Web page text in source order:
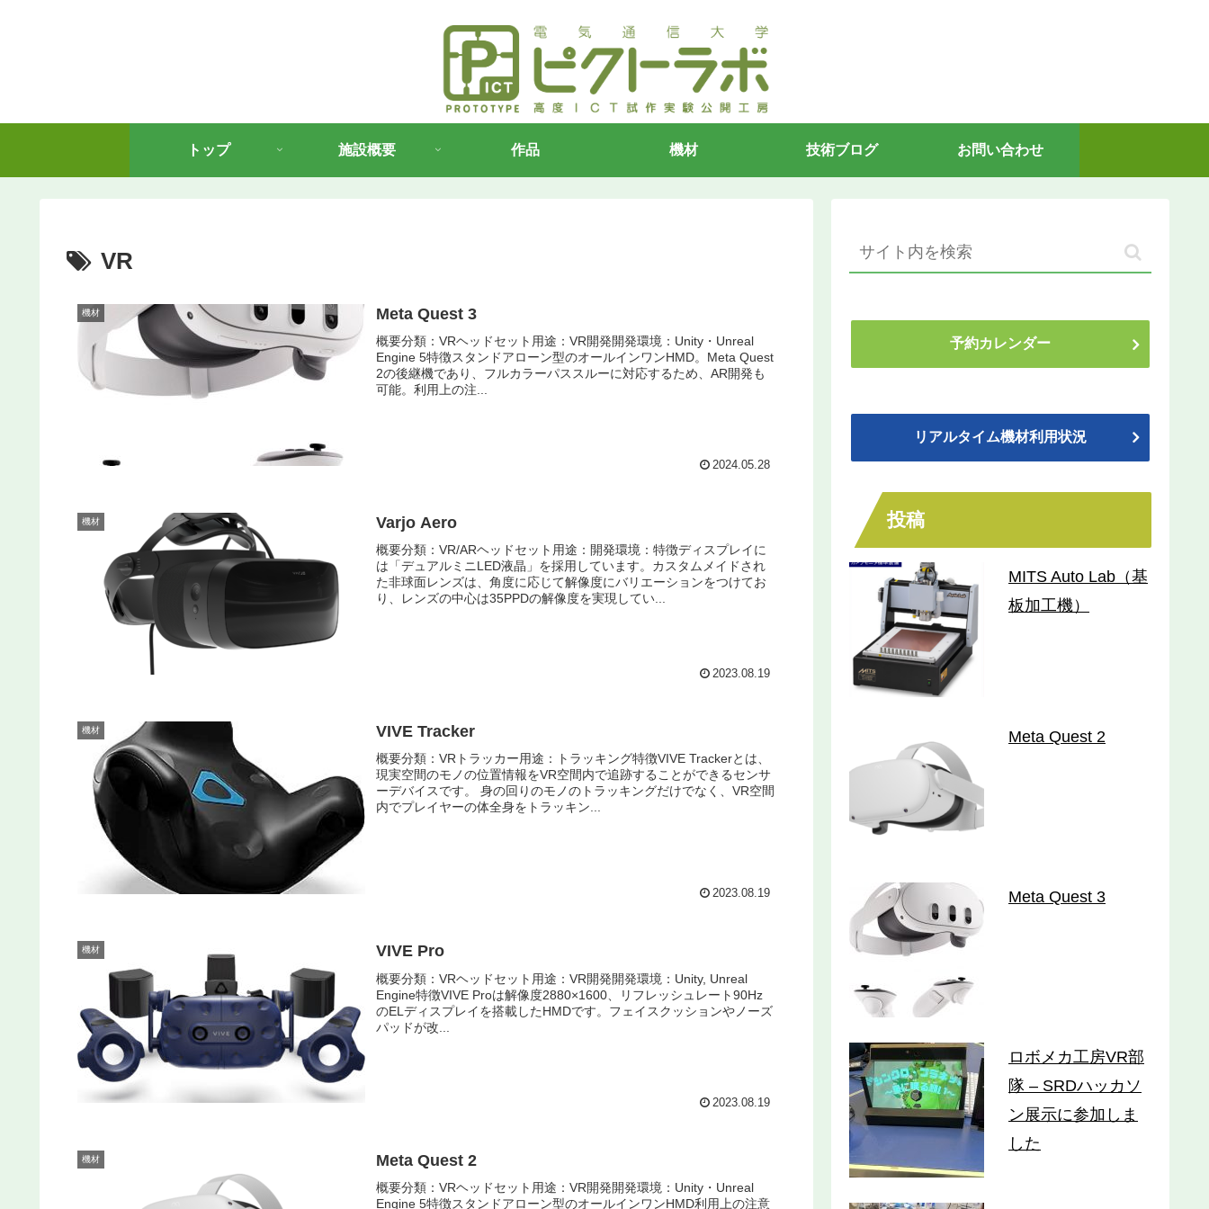
トップ 施設概要 作品 機材 技術ブログ お問い合わせ
VR
機材 Meta Quest 3
概要分類：VRヘッドセット用途：VR開発開発環境：Unity・Unreal
Engine 5特徴スタンドアローン型のオールインワンHMD。Meta Quest
2の後継機であり、フルカラーパススルーに対応するため、AR開発も
可能。利用上の注...
2024.05.28
機材 Varjo Aero
概要分類：VR/ARヘッドセット用途：開発環境：特徴ディスプレイに
は「デュアルミニLED液晶」を採用しています。カスタムメイドされ
た非球面レンズは、角度に応じて解像度にバリエーションをつけてお
り、レンズの中心は35PPDの解像度を実現してい...
2023.08.19
機材 VIVE Tracker
概要分類：VRトラッカー用途：トラッキング特徴VIVE Trackerとは、
現実空間のモノの位置情報をVR空間内で追跡することができるセンサ
ーデバイスです。 身の回りのモノのトラッキングだけでなく、VR空間
内でプレイヤーの体全身をトラッキン...
2023.08.19
機材 VIVE Pro
概要分類：VRヘッドセット用途：VR開発開発環境：Unity, Unreal
Engine特徴VIVE Proは解像度2880×1600、リフレッシュレート90Hz
のELディスプレイを搭載したHMDです。フェイスクッションやノーズ
パッドが改...
2023.08.19
機材 Meta Quest 2
概要分類：VRヘッドセット用途：VR開発開発環境：Unity・Unreal
Engine 5特徴スタンドアローン型のオールインワンHMD利用上の注意
予約カレンダー
リアルタイム機材利用状況
投稿
MITS Auto Lab（基
板加工機）
Meta Quest 2
Meta Quest 3
ロボメカ工房VR部
隊 – SRDハッカソ
ン展示に参加しま
した